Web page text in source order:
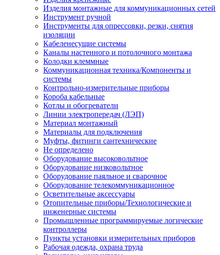
Изделия монтажные для коммуникационных сетей
Инструмент ручной
Инструменты для опрессовки, резки, снятия
изоляции
Кабеленесущие системы
Каналы настенного и потолочного монтажа
Колодки клеммные
Коммуникационная техника/Компоненты и
системы
Контрольно-измерительные приборы
Короба кабельные
Котлы и обогреватели
Линии электропередач (ЛЭП)
Материал монтажный
Материалы для подключения
Муфты, фитинги сантехнические
Не определено
Оборудование высоковольтное
Оборудование низковольтное
Оборудование паяльное и сварочное
Оборудование телекоммуникационное
Осветительные аксессуары
Отопительные приборы/Технологические и
инженерные системы
Промышленные программируемые логические
контроллеры
Пункты установки измерительных приборов
Рабочая одежда, охрана труда